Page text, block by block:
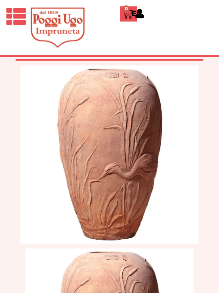
0 ENGLISH
HOME/CLASSICI
ORCI,
PORTAOMBRELLI E CACHE-
POT/ ANFORA CON AIRONI